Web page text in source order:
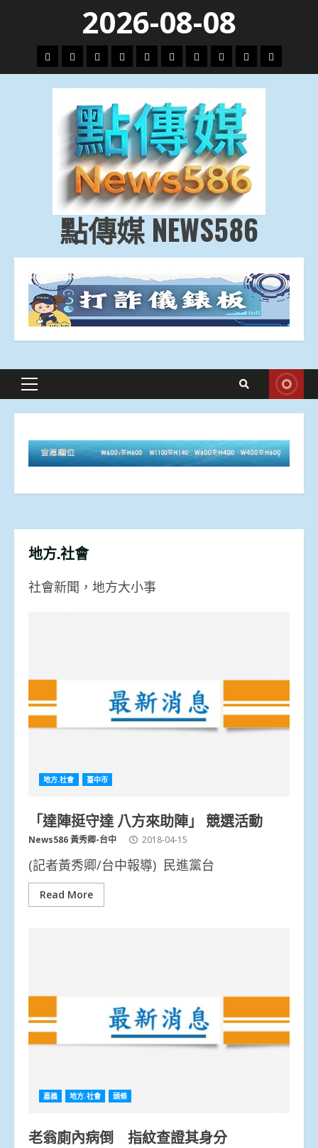
content
2026-08-08
頭
條
財
經
地
方.
會
文
教.
技
專
題
娛
樂
劇
政
治
國
際
運
動
生
活
點傳媒 NEWS586
Primary
地方.社會
社會新聞，地方大小事
地方.社會 臺中市
「達陣挺守達 八方來助陣」 競選活動
News586 黃秀卿-台中 2018-04-15
(記者黃秀卿/台中報導) 民進黨台
Read More
嘉義 地方.社會 頭條
老翁廁內病倒 指紋查證其身分